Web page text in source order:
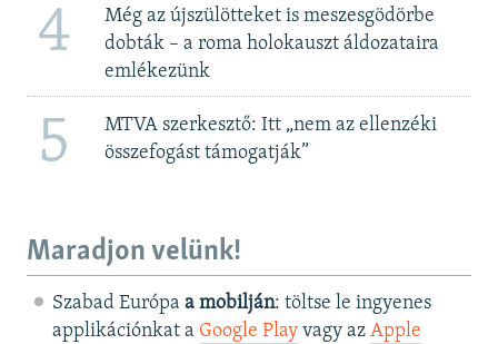
4
Még az újszülötteket is meszesgödörbe
dobták – a roma holokauszt áldozataira
emlékezünk
5
MTVA szerkesztő: Itt „nem az ellenzéki
összefogást támogatják”
Maradjon velünk!
Szabad Európa a mobilján: töltse le ingyenes
applikációnkat a Google Playvagy az Apple